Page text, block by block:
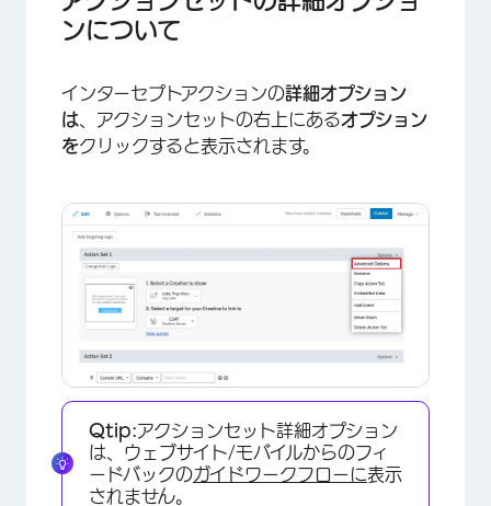
ンについて
インターセプトアクションの詳細オプション
は 、アクションセットの右上にあるオプション
をクリックすると表示されます。
Qtip:アクションセット詳細オプション
は、ウェブサイト/モバイルからのフィ
ードバックのガイドワークフローに表示
されません。